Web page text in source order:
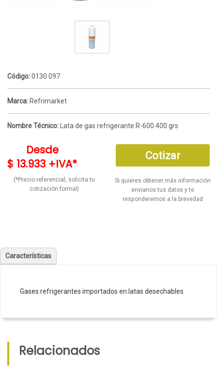
Código:0130 097
Marca: Refrimarket
Nombre Técnico: Lata de gas refrigerante R-600 400 grs
Desde
$ 13.933 +IVA*
(*Precio referencial, solicita tu
cotización formal)
Cotizar
Si quieres obtener más información
envianos tus datos y te
responderemos a la brevedad
Características
Gases refrigerantes importados en latas desechables
Relacionados